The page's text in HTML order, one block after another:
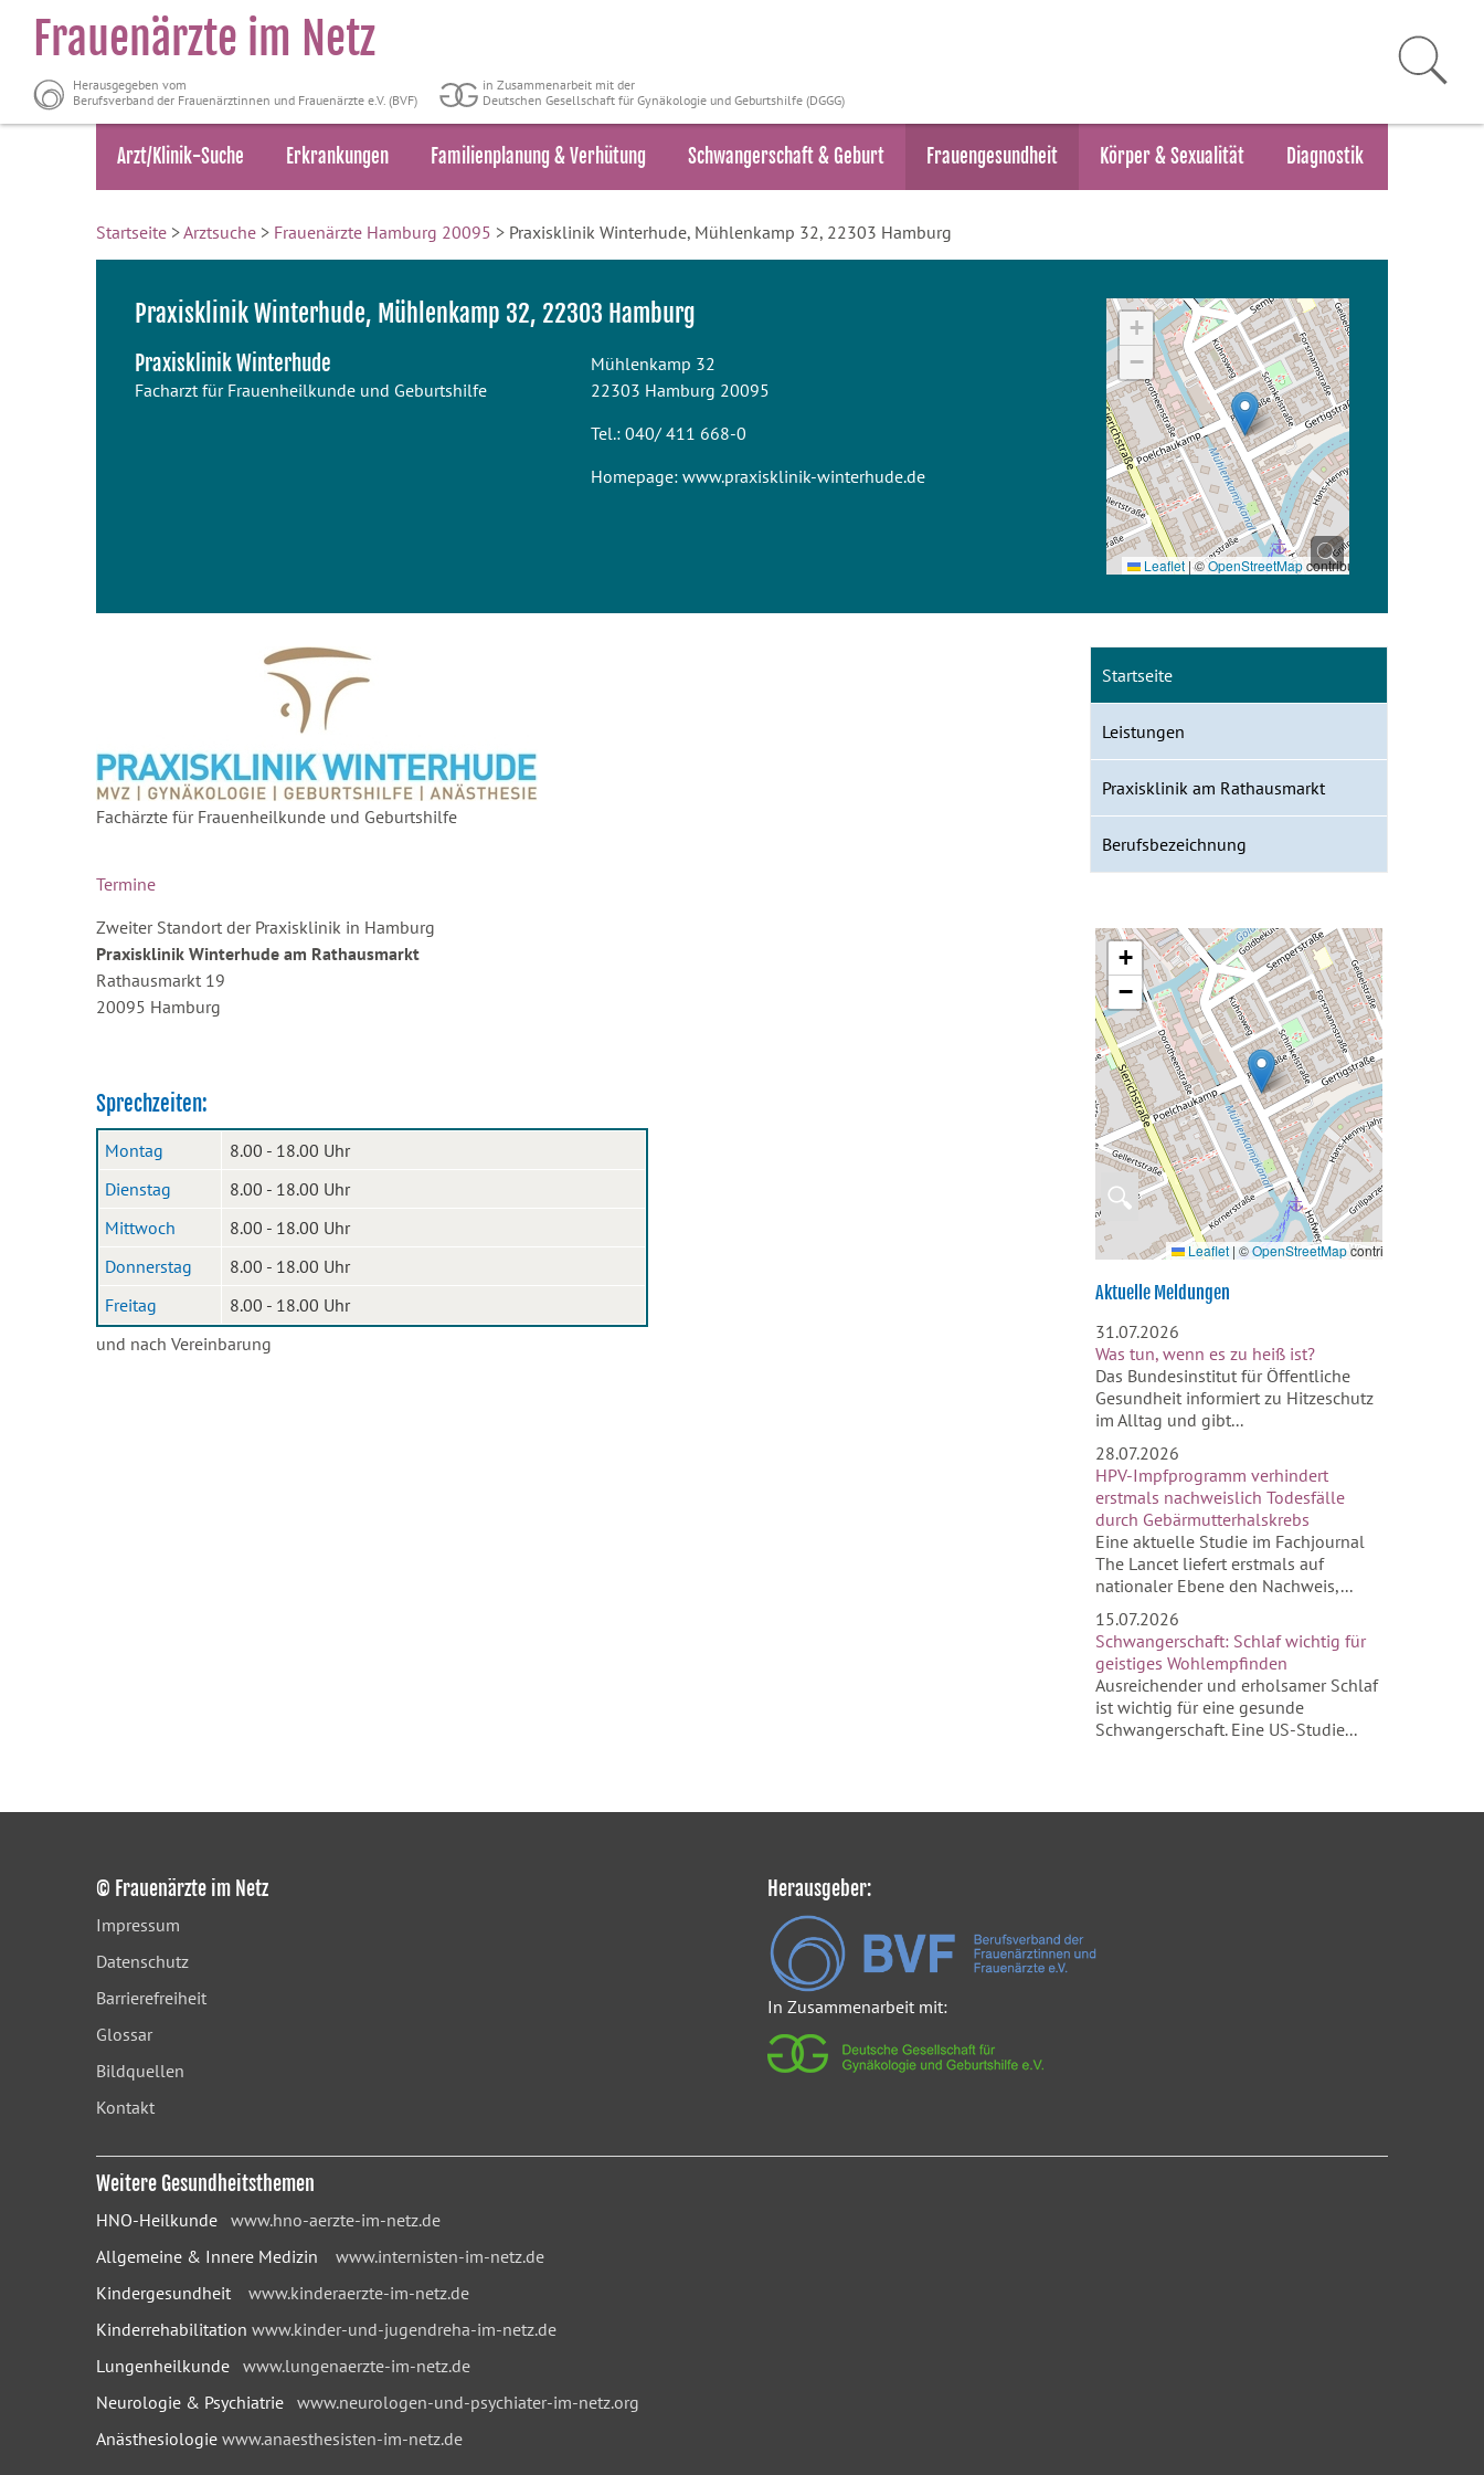
Frauenärzte im Netz
Herausgegeben vom
Berufsverband der Frauenärztinnen und Frauenärzte e.V. (BVF)
in Zusammenarbeit mit der
Deutschen Gesellschaft für Gynäkologie und Geburtshilfe (DGGG)
Arzt/Klinik-Suche Erkrankungen Familienplanung & Verhütung Schwangerschaft & Geburt Frauengesundheit Körper & Sexualität Diagnostik
Startseite >Arztsuche > Frauenärzte Hamburg 20095 > Praxisklinik Winterhude, Mühlenkamp 32, 22303 Hamburg
Praxisklinik Winterhude, Mühlenkamp 32, 22303 Hamburg
Praxisklinik Winterhude
Facharzt für Frauenheilkunde und Geburtshilfe
Mühlenkamp 32
22303 Hamburg 20095
Tel.: 040/ 411 668-0
Homepage: www.praxisklinik-winterhude.de
+
−
Leaflet |©OpenStreetMapcontributors
Fachärzte für Frauenheilkunde und Geburtshilfe
Termine
Zweiter Standort der Praxisklinik in Hamburg
Praxisklinik Winterhude am Rathausmarkt
Rathausmarkt 19
20095 Hamburg
Sprechzeiten:
Montag
8.00 - 18.00 Uhr
Dienstag
8.00 - 18.00 Uhr
Mittwoch
8.00 - 18.00 Uhr
Donnerstag
8.00 - 18.00 Uhr
Freitag
8.00 - 18.00 Uhr
und nach Vereinbarung
Startseite
Leistungen
Praxisklinik am Rathausmarkt
Berufsbezeichnung
🔍
+
−
Leaflet | ©OpenStreetMapcontributors
Aktuelle Meldungen
31.07.2026
Was tun, wenn es zu heiß ist?
Das Bundesinstitut für Öffentliche
Gesundheit informiert zu Hitzeschutz
im Alltag und gibt...
28.07.2026
HPV-Impfprogramm verhindert
erstmals nachweislich Todesfälle
durch Gebärmutterhalskrebs
Eine aktuelle Studie im Fachjournal
The Lancet liefert erstmals auf
nationaler Ebene den Nachweis,...
15.07.2026
Schwangerschaft: Schlaf wichtig für
geistiges Wohlempfinden
Ausreichender und erholsamer Schlaf
ist wichtig für eine gesunde
Schwangerschaft. Eine US-Studie...
© Frauenärzte im Netz
Impressum
Datenschutz
Barrierefreiheit
Glossar
Bildquellen
Kontakt
Herausgeber:
In Zusammenarbeit mit:
Weitere Gesundheitsthemen
HNO-Heilkunde www.hno-aerzte-im-netz.de
Allgemeine & Innere Medizin www.internisten-im-netz.de
Kindergesundheit www.kinderaerzte-im-netz.de
Kinderrehabilitation www.kinder-und-jugendreha-im-netz.de
Lungenheilkunde www.lungenaerzte-im-netz.de
Neurologie & Psychiatrie www.neurologen-und-psychiater-im-netz.org
Anästhesiologie www.anaesthesisten-im-netz.de